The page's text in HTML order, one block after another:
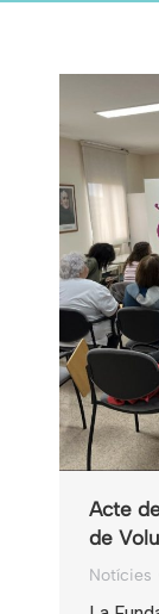
Acte
de
Notícies